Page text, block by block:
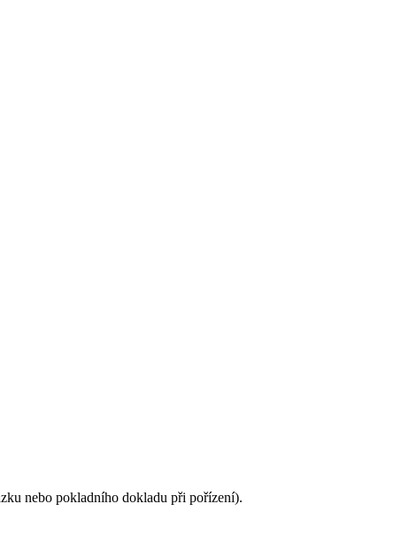
nebo pokladního dokladu při pořízení).